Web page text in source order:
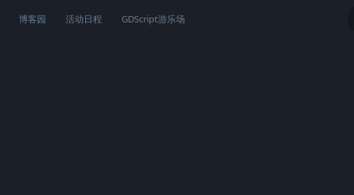
博客园 活动日程 GDScript游乐场